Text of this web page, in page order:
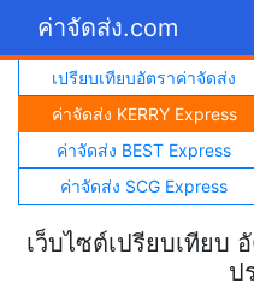
ค่าจัดส่ง.com
เปรียบเทียบอัตราค่าจัดส่ง
ค่าจัดส่ง KERRY Express
ค่าจัดส่ง BEST Express
ค่าจัดส่ง SCG Express
เว็บไซต์เปรียบเทียบ
ป